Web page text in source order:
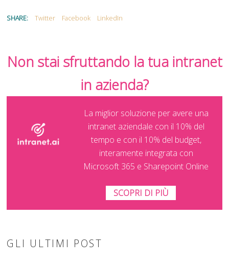
SHARE: Twitter Facebook LinkedIn
Non stai sfruttando la tua intranet
in azienda?
La miglior soluzione per avere una
intranet aziendale con il 10% del
tempo e con il 10% del budget,
interamente integrata con
Microsoft 365 e Sharepoint Online
SCOPRI DI PIÙ
GLI ULTIMI POST